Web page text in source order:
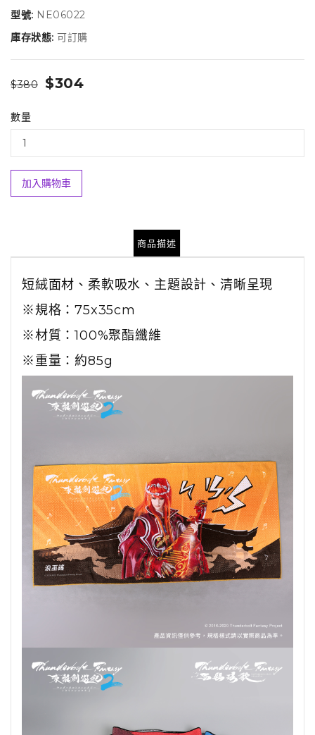
型號: NE06022
庫存狀態: 可訂購
$380 $304
數量
加入購物車
商品描述
短絨面材、柔軟吸水、主題設計、清晰呈現
※規格：75x35cm
※材質：100%聚酯纖維
※重量：約85g